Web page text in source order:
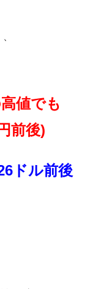
値でも
前後)
ドル前後